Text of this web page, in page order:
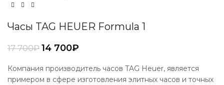
Часы TAG HEUER Formula 1
17 700₽ 14 700₽
Компания производитель часов TAG Heuer, является
примером в сфере изготовления элитных часов и точных